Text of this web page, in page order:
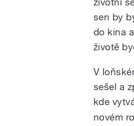
sen by
do kina
životě
V
sešel a
kde
novém